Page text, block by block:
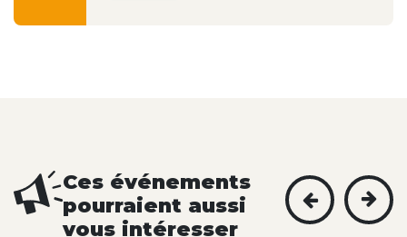
Ces événements
pourraient aussi
vous intéresser